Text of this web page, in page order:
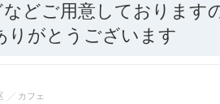
どご用意しております
りがとうございます
カフェ